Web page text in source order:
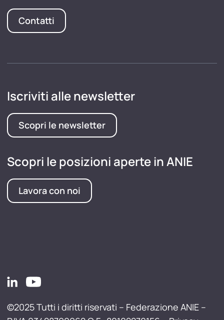
Contatti
Iscriviti alle newsletter
Scopri le newsletter
Scopri le posizioni aperte in ANIE
Lavora con noi
©2025 Tutti i diritti riservati – Federazione ANIE –